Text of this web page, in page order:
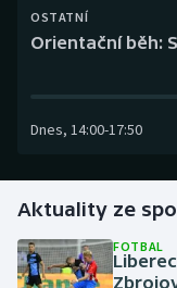
Dostihy
Gymnastika
Házená
OSTATNÍ
Orientační běh:
Dnes, 14:00-17:50
Aktuality ze
FOTBAL